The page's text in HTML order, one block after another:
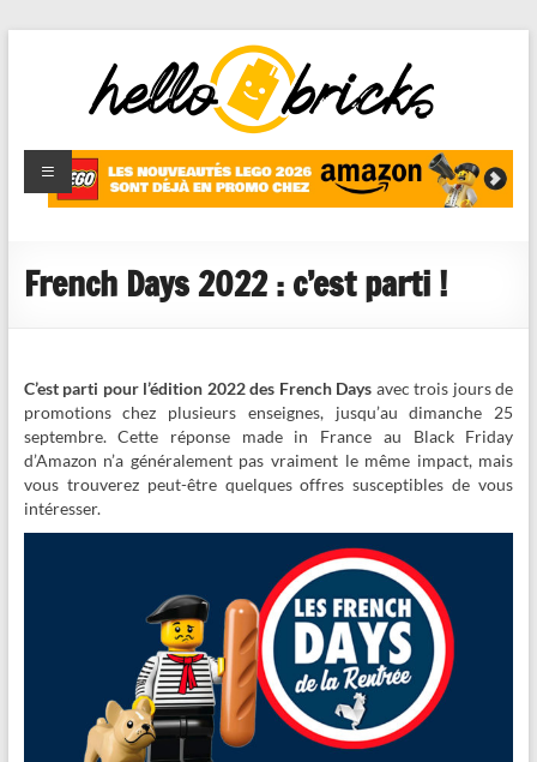
HelloBricks
Blog LEGO,
nouveaut�s
reviews
French Days 2022 : c’est parti !
C’est parti pour l’édition 2022 des French Days avec trois jours de
promotions chez plusieurs enseignes, jusqu’au dimanche 25
septembre. Cette réponse made in France au Black Friday
d’Amazon n’a généralement pas vraiment le même impact, mais
vous trouverez peut-être quelques offres susceptibles de vous
intéresser.